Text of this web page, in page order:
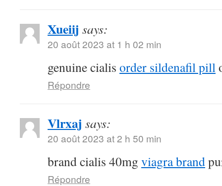
Xueiij says:
20 août 2023 at 1 h 02 min
genuine cialis order sildenafil pill
Répondre
Vlrxaj says:
20 août 2023 at 2 h 50 min
brand cialis 40mg viagra brand
Répondre